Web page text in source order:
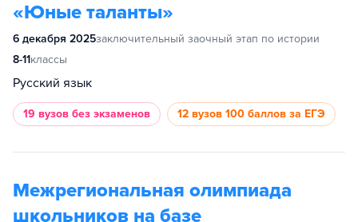
«Юные таланты»
6 декабря 2025заключительный заочный этап по истории
8-11классы
Русский язык
19 вузов без экзаменов 12 вузов 100 баллов за ЕГЭ
Межрегиональная олимпиада
школьников на базе